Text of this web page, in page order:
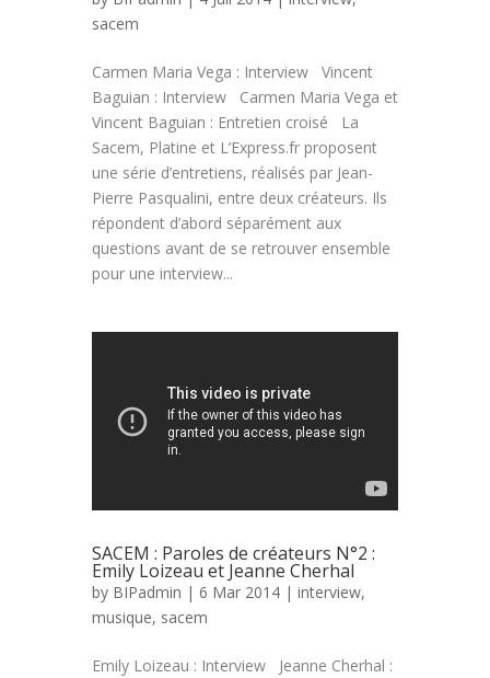
sacem
Carmen Maria Vega : Interview Vincent
Baguian : Interview Carmen Maria Vega et
Vincent Baguian : Entretien croisé La
Sacem, Platine et L’Express.fr proposent
une série d’entretiens, réalisés par Jean-
Pierre Pasqualini, entre deux créateurs. Ils
répondent d’abord séparément aux
questions avant de se retrouver ensemble
pour une interview...
SACEM : Paroles de créateurs N°2 :
Emily Loizeau et Jeanne Cherhal
by BIPadmin | 6 Mar 2014 | interview,
musique, sacem
Emily Loizeau : Interview Jeanne Cherhal :